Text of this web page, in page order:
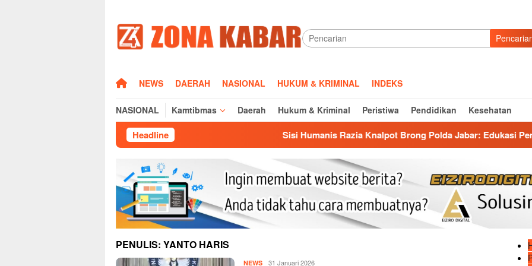
konten
HOMENEWS DAERAH NASIONAL HUKUM & KRIMINAL INDEKS
NASIONAL Kamtibmas Daerah Hukum & Kriminal Peristiwa Pendidikan Kesehatan
Headline Sisi Humanis Razia Knalpot Brong Polda Jabar: Edukasi Pengendara
PENULIS: YANTO HARIS
NEWSYanto
31 Januari 2026